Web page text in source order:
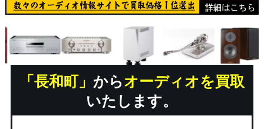
「長和町」 からオーディオを買取
いたします。